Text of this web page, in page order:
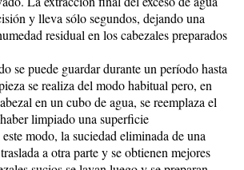
y lleva sólo segundos, dejando una
residual en los cabezales preparados
se puede guardar durante un período hasta
se realiza del modo habitual pero, en
en un cubo de agua, se reemplaza el
limpiado una superficie
modo, la suciedad eliminada de una
a otra parte y se obtienen mejores